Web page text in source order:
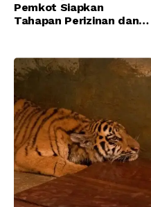
Pemkot Siapkan
Tahapan Perizinan dan